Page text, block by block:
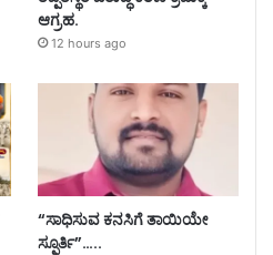
ಆಗ್ರಹ.
12 hours ago
“ಸಾಧಿಸುವ ಕನಸಿಗೆ ತಾಯಿಯೇ
ಸ್ಫೂರ್ತಿ”…..